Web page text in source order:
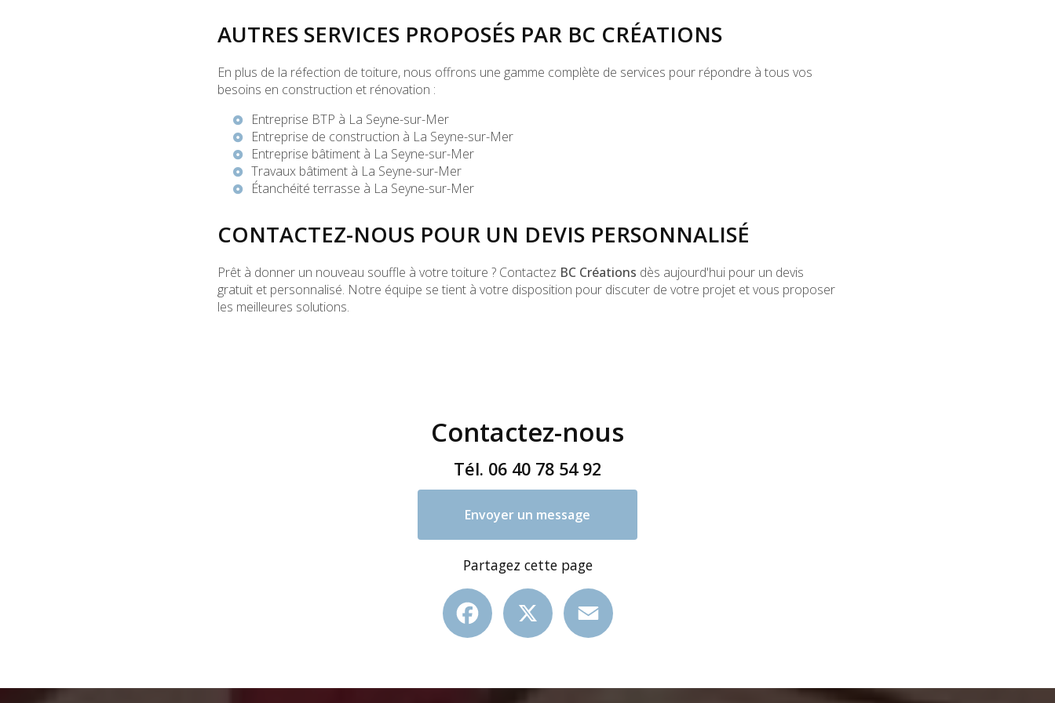
AUTRES SERVICES PROPOSÉS PAR BC CRÉATIONS
En plus de la réfection de toiture, nous offrons une gamme complète de services pour répondre à tous vos
besoins en construction et rénovation :
Entreprise BTP à La Seyne-sur-Mer
Entreprise de construction à La Seyne-sur-Mer
Entreprise bâtiment à La Seyne-sur-Mer
Travaux bâtiment à La Seyne-sur-Mer
Étanchéité terrasse à La Seyne-sur-Mer
CONTACTEZ-NOUS POUR UN DEVIS PERSONNALISÉ
Prêt à donner un nouveau souffle à votre toiture ? Contactez BC Créations dès aujourd'hui pour un devis
gratuit et personnalisé. Notre équipe se tient à votre disposition pour discuter de votre projet et vous proposer
les meilleures solutions.
Contactez-nous
Tél. 06 40 78 54 92
Envoyer un message
Partagez cette page
Facebook